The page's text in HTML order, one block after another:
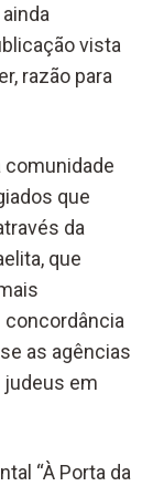
vista
razão para
comunidade
que
da
que
as agências
judeus em
“À Porta da